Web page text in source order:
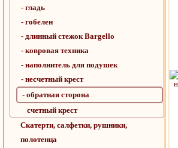
- гладь
- гобелен
- длинный стежок Bargello
- ковровая техника
- наполнитель для подушек
- несчетный крест
- обратная сторона
счетный крест
Скатерти, салфетки, рушники,
полотенца